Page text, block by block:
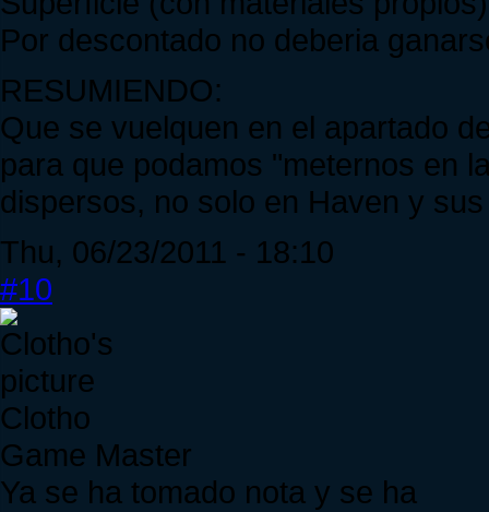
Por descontado no deberia
RESUMIENDO:
Que se vuelquen en el apartado
para que podamos "meternos en
dispersos, no solo en Haven y
Thu, 06/23/2011 - 18:10
#10
Clotho
Game Master
Ya se ha tomado nota y se ha